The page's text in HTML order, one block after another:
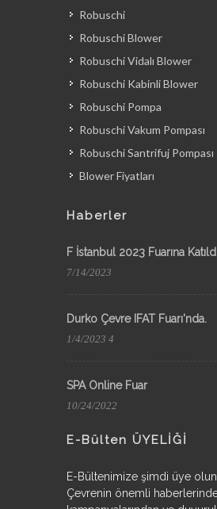
Robuschi
Robuschi Blower
Robuschi Vidalı Blower
Robuschi Kabinli Blower
Robuschi Pompa
Robuschi Vakum Pompası
Robuschi Santrifuj Pompası
Blower Fiyatları
Haberler
F İstanbul 2023 Fuarına
7/14/2023
Durko Çevre IFAT Fuarı'nda.
1/4/2023 4
SPA Online Fuar
10/24/2022
E-Bülten ÜYELİĞİ
E-Bültenimize şimdi üye
Çevrenin önemli